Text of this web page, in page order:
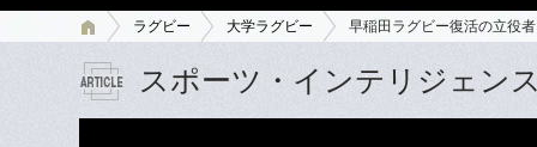
ラグビー 大学ラグビー 早稲田ラグビー復活の立役
スポーツ・インテリジェン